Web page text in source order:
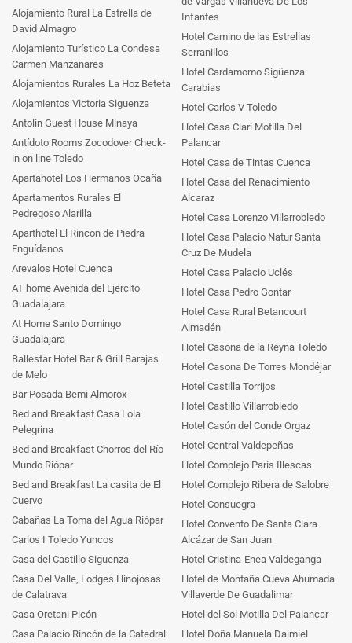
Alojamiento Rural La Estrella de
David Almagro
Alojamiento Turístico La Condesa
Carmen Manzanares
Alojamientos Rurales La Hoz Beteta
Alojamientos Victoria Siguenza
Antolin Guest House Minaya
Antídoto Rooms Zocodover Check-
in on line Toledo
Apartahotel Los Hermanos Ocaña
Apartamentos Rurales El
Pedregoso Alarilla
Aparthotel El Rincon de Piedra
Enguídanos
Arevalos Hotel Cuenca
AT home Avenida del Ejercito
Guadalajara
At Home Santo Domingo
Guadalajara
Ballestar Hotel Bar & Grill Barajas
de Melo
Bar Posada Bemi Almorox
Bed and Breakfast Casa Lola
Pelegrina
Bed and Breakfast Chorros del Río
Mundo Riópar
Bed and Breakfast La casita de El
Cuervo
Cabañas La Toma del Agua Riópar
Carlos I Toledo Yuncos
Casa del Castillo Siguenza
Casa Del Valle, Lodges Hinojosas
de Calatrava
Casa Oretani Picón
Casa Palacio Rincón de la Catedral
Infantes
Hotel Camino de las Estrellas
Serranillos
Hotel Cardamomo Sigüenza
Carabias
Hotel Carlos V Toledo
Hotel Casa Clari Motilla Del
Palancar
Hotel Casa de Tintas Cuenca
Hotel Casa del Renacimiento
Alcaraz
Hotel Casa Lorenzo Villarrobledo
Hotel Casa Palacio Natur Santa
Cruz De Mudela
Hotel Casa Palacio Uclés
Hotel Casa Pedro Gontar
Hotel Casa Rural Betancourt
Almadén
Hotel Casona de la Reyna Toledo
Hotel Casona De Torres Mondéjar
Hotel Castilla Torrijos
Hotel Castillo Villarrobledo
Hotel Casón del Conde Orgaz
Hotel Central Valdepeñas
Hotel Complejo París Illescas
Hotel Complejo Ribera de Salobre
Hotel Consuegra
Hotel Convento De Santa Clara
Alcázar de San Juan
Hotel Cristina-Enea Valdeganga
Hotel de Montaña Cueva Ahumada
Villaverde De Guadalimar
Hotel del Sol Motilla Del Palancar
Hotel Doña Manuela Daimiel